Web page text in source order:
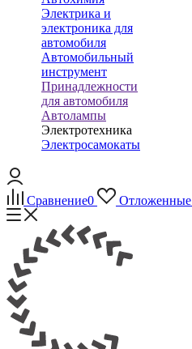
Электрика и
электроника для
автомобиля
Автомобильный
инструмент
Принадлежности
для автомобиля
Автолампы
Электротехника
Электросамокаты
Сравнение0 Отложенные